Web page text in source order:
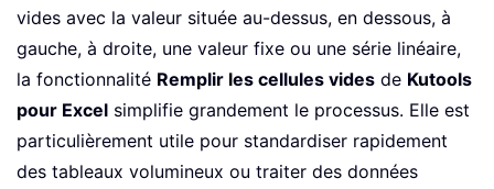
vides avec la valeur située au-dessus, en dessous, à
gauche, à droite, une valeur fixe ou une série linéaire,
la fonctionnalité Remplir les cellules vides de Kutools
pour Excel simplifie grandement le processus. Elle est
particulièrement utile pour standardiser rapidement
des tableaux volumineux ou traiter des données